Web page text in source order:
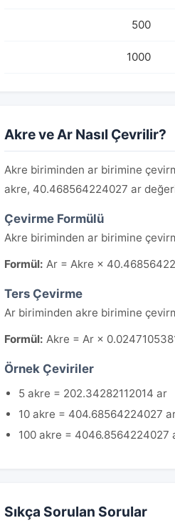
500
1000
Akre ve Ar Nasıl Çevrilir?
Akre biriminden ar birimine
akre, 40.468564224027 ar
Çevirme Formülü
Akre biriminden ar birimine
Formül: Ar = Akre ×
Ters Çevirme
Ar biriminden akre birimine
Formül: Akre = Ar ×
Örnek Çeviriler
5 akre = 202.34282112014 ar
10 akre = 404.68564224027
100 akre = 4046.8564224027
Sıkça Sorulan Sorular